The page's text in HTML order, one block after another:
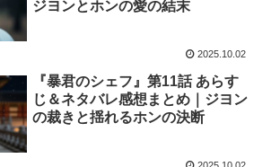
ジヨンとホンの愛の結末
2025.10.02
『暴君のシェフ』第11話 あらす
じ＆ネタバレ感想まとめ｜ジヨン
の裁きと揺れるホンの決断